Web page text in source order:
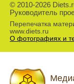
© 2010-2026
Руководитель
Перепечатка
www.diets.ru
О фотографиях и